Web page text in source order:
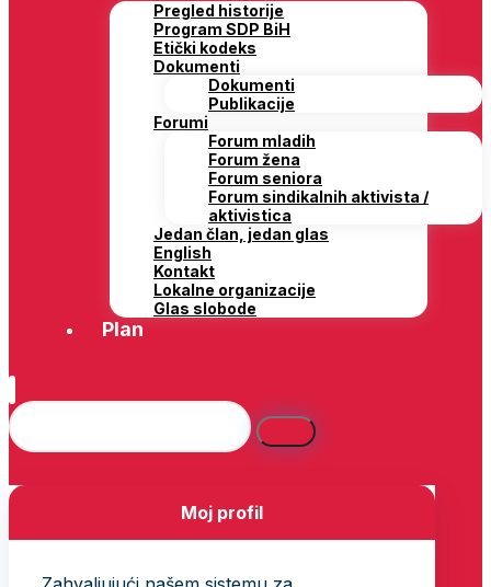
Pregled historije
Program SDP BiH
Etički kodeks
Dokumenti
Dokumenti
Publikacije
Forumi
Forum mladih
Forum žena
Forum seniora
Forum sindikalnih aktivista /
aktivistica
Jedan član, jedan glas
English
Kontakt
Lokalne organizacije
Glas slobode
Plan
Moj profil